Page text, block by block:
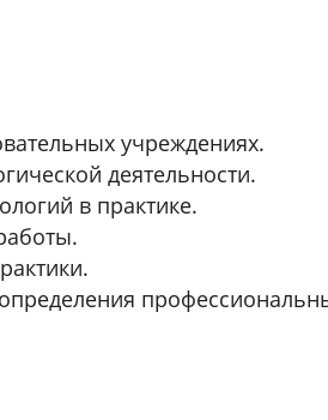
учреждениях.
деятельности.
в практике.